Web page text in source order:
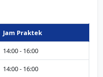
Jam Praktek
14:00 - 16:00
14:00 - 16:00